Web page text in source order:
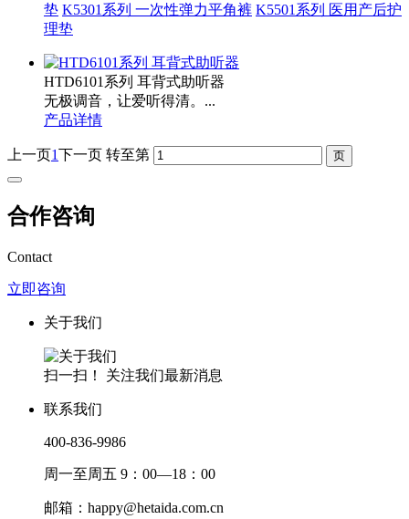
垫 K5301系列 一次性弹力平角裤 K5501系列 医用产后护
理垫
HTD6101系列 耳背式助听器
无极调音，让爱听得清。...
产品详情
上一页1下一页 转至第
合作咨询
Contact
立即咨询
关于我们
扫一扫！ 关注我们最新消息
联系我们
400-836-9986
周一至周五 9：00—18：00
邮箱：happy@hetaida.com.cn